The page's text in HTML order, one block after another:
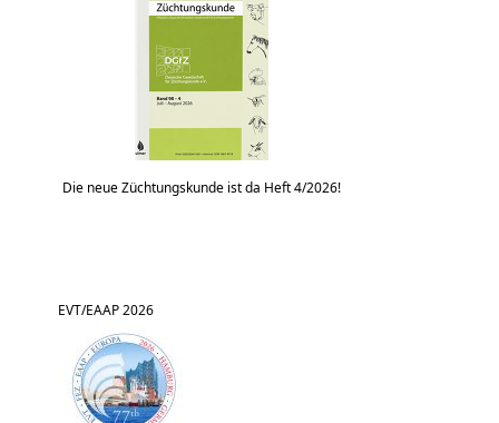
Die neue Züchtungskunde ist da Heft 4/2026!
EVT/EAAP 2026